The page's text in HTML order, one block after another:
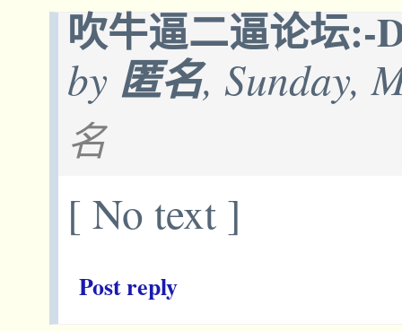
吹牛逼二逼论坛:-
by 匿名, Sunday,
名
[ No text ]
Post reply